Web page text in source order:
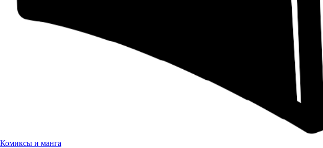
Комиксы и манга